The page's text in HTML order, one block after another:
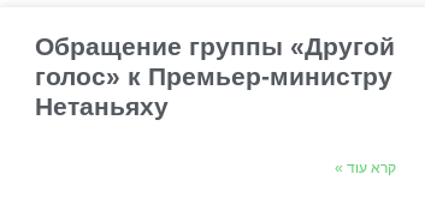
Обращение группы «Другой
голос» к Премьер-министру
Нетаньяху
קרא עוד »